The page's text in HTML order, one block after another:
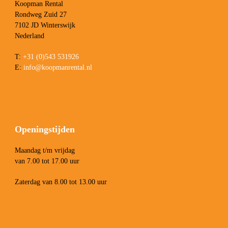
Koopman Rental
Rondweg Zuid 27
7102 JD Winterswijk
Nederland
T: +31 (0)543 531926
E: info@koopmanrental.nl
Openingstijden
Maandag t/m vrijdag
van 7.00 tot 17.00 uur
Zaterdag van 8.00 tot 13.00 uur